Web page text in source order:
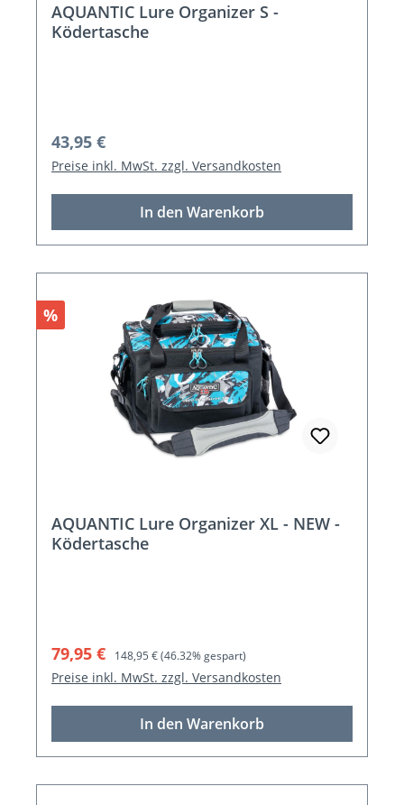
AQUANTIC Lure Organizer S -
Ködertasche
Regulärer Preis:
43,95 €
Preise inkl. MwSt. zzgl. Versandkosten
In den Warenkorb
Rabatt
%
AQUANTIC Lure Organizer XL - NEW -
Ködertasche
Verkaufspreis:
79,95 € Regulärer Preis:
148,95 €(46.32% gespart)
Preise inkl. MwSt. zzgl. Versandkosten
In den Warenkorb